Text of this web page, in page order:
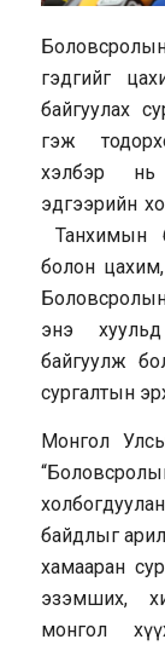
гэдгийг
байгуулах
гэж
хэлбэр
эдгээрийн
Танхимын
болон
энэ
байгуулж
сургалтын
Монгол
байдлыг
хамааран
эзэмших,
монгол